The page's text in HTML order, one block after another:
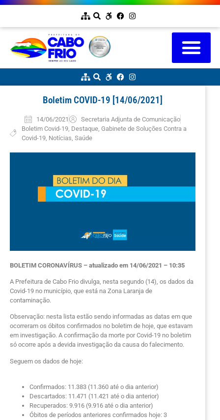
Boletim COVID-19 [14/06/2021]
14/06/2021
Secretaria Adjunta de Comunicação
Boletim Covid-19, Destaque, Gabinete de Soluções Contra a
Covid-19, Notícias Saúde
BOLETIM CORONAVÍRUS – atualizado em 14/06/2021 – 10:35
A Prefeitura de Cabo Frio divulga, nesta segundo (14), os dados da
Covid-19 no município, que está na Zona Laranja de
contaminação.
Observação: nesta lista estão sendo informadas as datas em que
ocorreram os óbitos confirmados no boletim de hoje, que estavam
em investigação. A confirmação da morte por Covid-19 no boletim
só ocorre após a devida investigação da causa do falecimento.
Seguem os dados de hoje:
Confirmados: 11.383 (11.360 até o dia anterior)
Descartados: 11.471 (11.421 até o dia anterior)
Recuperados: 9.916 (9.916 até o dia anterior)
Óbitos de períodos anteriores confirmados hoje: 3